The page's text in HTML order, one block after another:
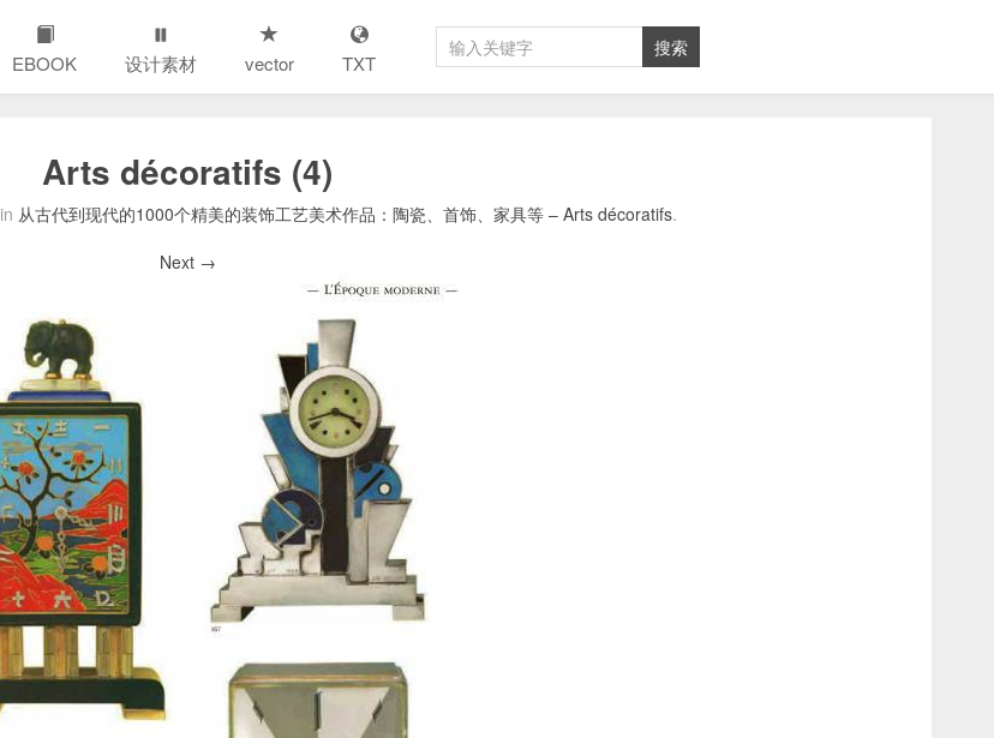
EBOOK 设计素材 vector TXT
Arts décoratifs (4)
in 从古代到现代的1000个精美的装饰工艺美术作品：陶瓷、首饰、家具等 – Arts décoratifs.
Next →